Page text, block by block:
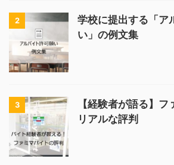
2
学校に提出する「ア
い」の例文集
3
【経験者が語る】
リアルな評判